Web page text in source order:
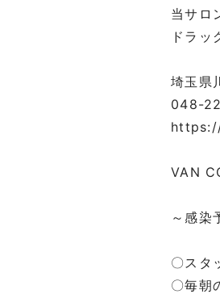
当サロ
ドラッ
埼玉県
048-
VAN
～感染
〇スタ
〇毎朝